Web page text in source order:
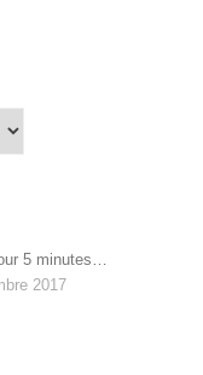
5 minutes…
2017